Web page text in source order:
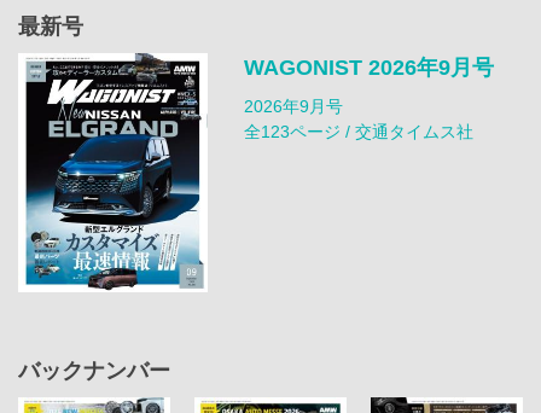
最新号
WAGONIST 2026年9月号
2026年9月号
全123ページ / 交通タイムス社
バックナンバー